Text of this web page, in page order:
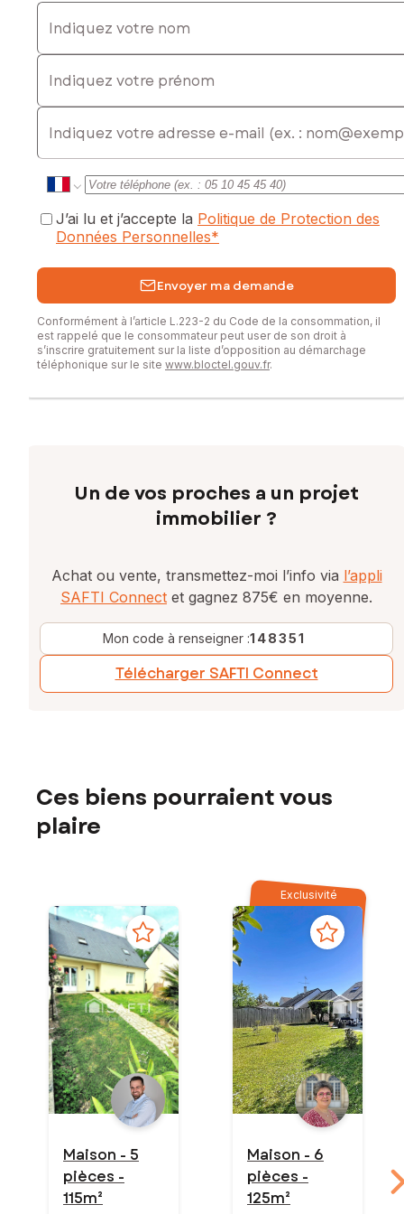
Indiquez votre nom
Indiquez votre prénom
E-mail
J’ai lu et j’accepte la Politique de Protection des
Données Personnelles*
Envoyer ma demande
Conformément à l’article L.223-2 du Code de la consommation, il
est rappelé que le consommateur peut user de son droit à
s’inscrire gratuitement sur la liste d’opposition au démarchage
téléphonique sur le site www.bloctel.gouv.fr.
Un de vos proches a un projet
immobilier ?
Achat ou vente, transmettez-moi l’info via l’appli
SAFTI Connect et gagnez 875€ en moyenne.
Mon code à renseigner :148351
Télécharger SAFTI Connect
Ces biens pourraient vous
plaire
Maison - 5
pièces -
115m²
Exclusivité
Maison - 6
pièces -
125m²